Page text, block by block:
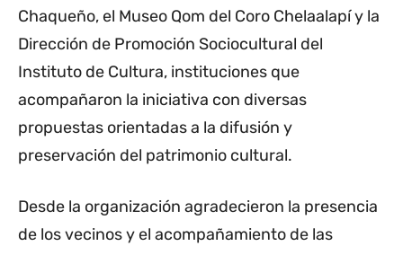
Chaqueño, el Museo Qom del Coro Chelaalapí y la
Dirección de Promoción Sociocultural del
Instituto de Cultura, instituciones que
acompañaron la iniciativa con diversas
propuestas orientadas a la difusión y
preservación del patrimonio cultural.
Desde la organización agradecieron la presencia
de los vecinos y el acompañamiento de las